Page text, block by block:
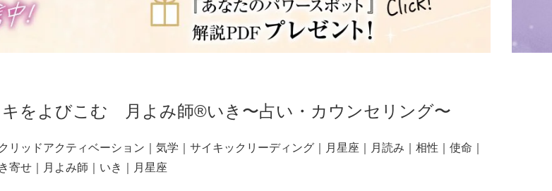
キをよびこむ 月よみ師®いき〜占い・カウンセリング〜
リッドアクティベーション｜気学｜サイキックリーディング｜月星座｜月読み｜相性｜使命｜
寄せ｜月よみ師｜いき｜月星座